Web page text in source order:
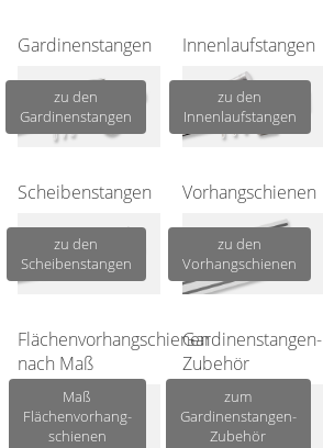
Konfigurator
Outdoor-Plissees
Konfigurator
Messanleitung
Gardinen
Schlaufenschals
Ösenschals
Kissen
Gardinenstange
Panneaux
Gardinenstangen
zu den
Gardinenstangen
Innenlaufstangen
zu den
Innenlaufstangen
Scheibenstangen
zu den
Scheibenstangen
Vorhangschienen
zu den
Vorhangschienen
Flächenvorhangschienen
nach Maß
Maß
Flächenvorhang­
schienen
Gardinenstangen-
Zubehör
zum
Gardinenstangen-
Zubehör